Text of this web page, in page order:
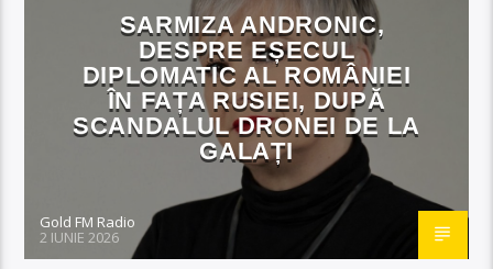
SARMIZA ANDRONIC,
DESPRE EȘECUL
DIPLOMATIC AL ROMÂNIEI
ÎN FAȚA RUSIEI, DUPĂ
SCANDALUL DRONEI DE LA
GALAȚI
Gold FM Radio
2 IUNIE 2026